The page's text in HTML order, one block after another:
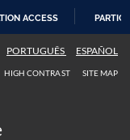
ACCESS
PORTUGUÊS ESPAÑOL
HIGH CONTRAST SITE MAP